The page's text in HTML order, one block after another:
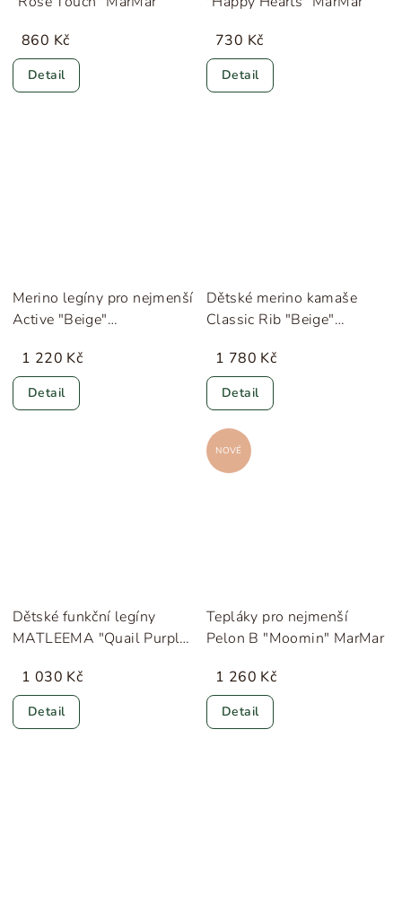
860 Kč
Detail
730 Kč
Detail
Merino legíny pro nejmenší
Active "Beige"
1 220 Kč
Detail
Dětské merino kamaše
Classic Rib "Beige"
1 780 Kč
Detail
Dětské funkční legíny
MATLEEMA "Quail Purple"
1 030 Kč
Detail
NOVÉ
Tepláky pro nejmenší
Pelon B "Moomin" MarMar
1 260 Kč
Detail